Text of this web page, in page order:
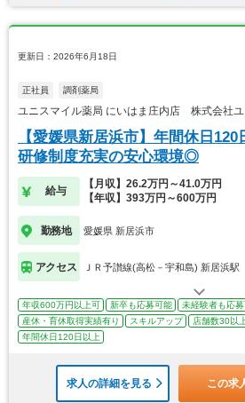
更新日：2026年6月18日
正社員 調剤薬局
ユニスマイル薬局 にいはま庄内店 株式会社ユ
【愛媛県新居浜市】年間休日
研修制度充実の安心環境◎
給与
【月収】26.2万円～41.0万円
【年収】393万円～600万円
勤務地 愛媛県 新居浜市
アクセス ＪＲ予讃線(高松－宇和島) 新居浜駅
年収600万円以上可 新卒も応募可能 未経験者も応
産休・育休取得実績有り
スキルアップ 店舗数30以
年間休日120日以上
求人の詳細を見る この求